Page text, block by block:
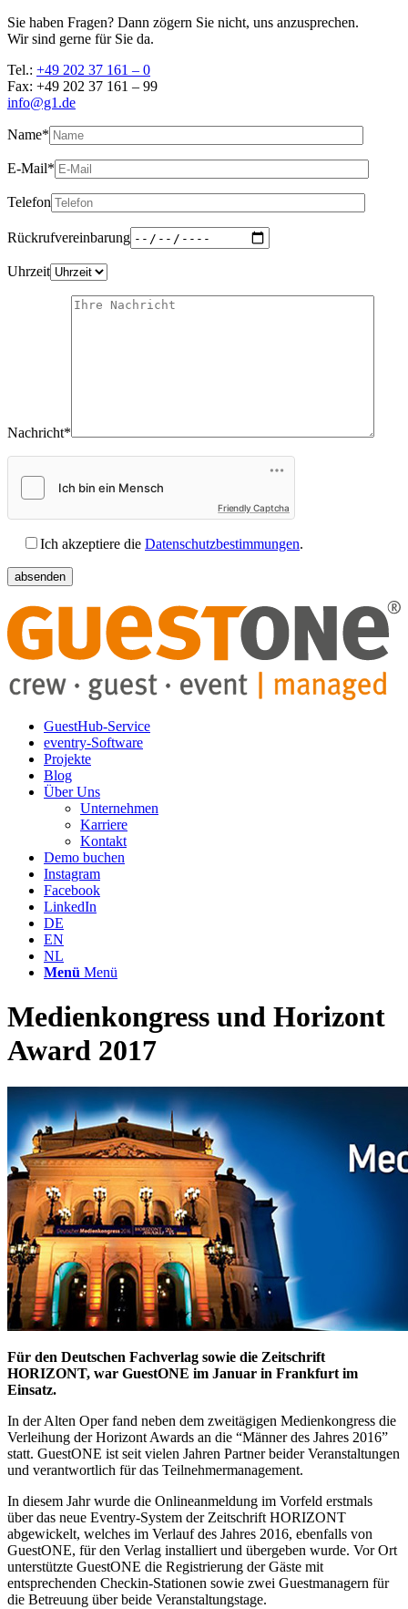
Sie haben Fragen? Dann zögern Sie nicht, uns anzusprechen.
Wir sind gerne für Sie da.
Tel.: +49 202 37 161 – 0
Fax: +49 202 37 161 – 99
info@g1.de
Name*
E-Mail*
Telefon
Rückrufvereinbarung
Uhrzeit
Nachricht*
Friendly Captcha
Ich akzeptiere die Datenschutzbestimmungen.
GuestHub-Service
eventry-Software
Projekte
Blog
Über Uns
Unternehmen
Karriere
Kontakt
Demo buchen
Instagram
Facebook
LinkedIn
DE
EN
NL
Menü Menü
Medienkongress und Horizont
Award 2017
Für den Deutschen Fachverlag sowie die Zeitschrift
HORIZONT, war GuestONE im Januar in Frankfurt im
Einsatz.
In der Alten Oper fand neben dem zweitägigen Medienkongress die
Verleihung der Horizont Awards an die “Männer des Jahres 2016”
statt. GuestONE ist seit vielen Jahren Partner beider Veranstaltungen
und verantwortlich für das Teilnehmermanagement.
In diesem Jahr wurde die Onlineanmeldung im Vorfeld erstmals
über das neue Eventry-System der Zeitschrift HORIZONT
abgewickelt, welches im Verlauf des Jahres 2016, ebenfalls von
GuestONE, für den Verlag installiert und übergeben wurde. Vor Ort
unterstützte GuestONE die Registrierung der Gäste mit
entsprechenden Checkin-Stationen sowie zwei Guestmanagern für
die Betreuung über beide Veranstaltungstage.